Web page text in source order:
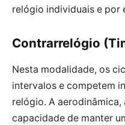
relógio individuais e por
Contrarrelógio
Nesta modalidade, os
intervalos e competem
relógio. A aerodinâmica,
capacidade de manter